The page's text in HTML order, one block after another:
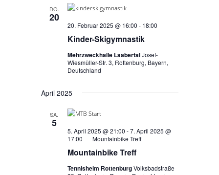
DO.
20
Kinder-Skigymnastik
20. Februar 2025 @ 16:00 - 18:00
Mehrzweckhalle LaabertalJosef-
Wiesmüller-Str. 3, Rottenburg, Bayern,
Deutschland
April 2025
SA.
5
Mountainbike Treff
5. April 2025 @ 21:00 -7. April 2025 @
17:00
Mountainbike Treff
Tennisheim RottenburgVolksbadstraße